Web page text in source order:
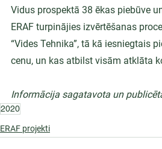
Vidus prospektā 38 ēkas piebūve
ERAF turpinājies izvērtēšanas
“Vides Tehnika”, tā kā iesniegtais
cenu, un kas atbilst visām atklāta
Informācija sagatavota un
2020
ERAF projekti